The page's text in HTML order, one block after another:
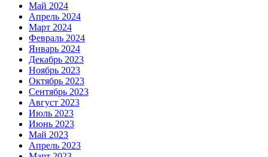
Май 2024
Апрель 2024
Март 2024
Февраль 2024
Январь 2024
Декабрь 2023
Ноябрь 2023
Октябрь 2023
Сентябрь 2023
Август 2023
Июль 2023
Июнь 2023
Май 2023
Апрель 2023